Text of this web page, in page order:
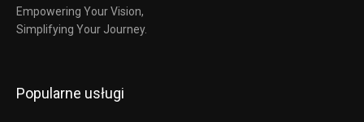
Empowering Your Vision,
Simplifying Your Journey.
Popularne usługi